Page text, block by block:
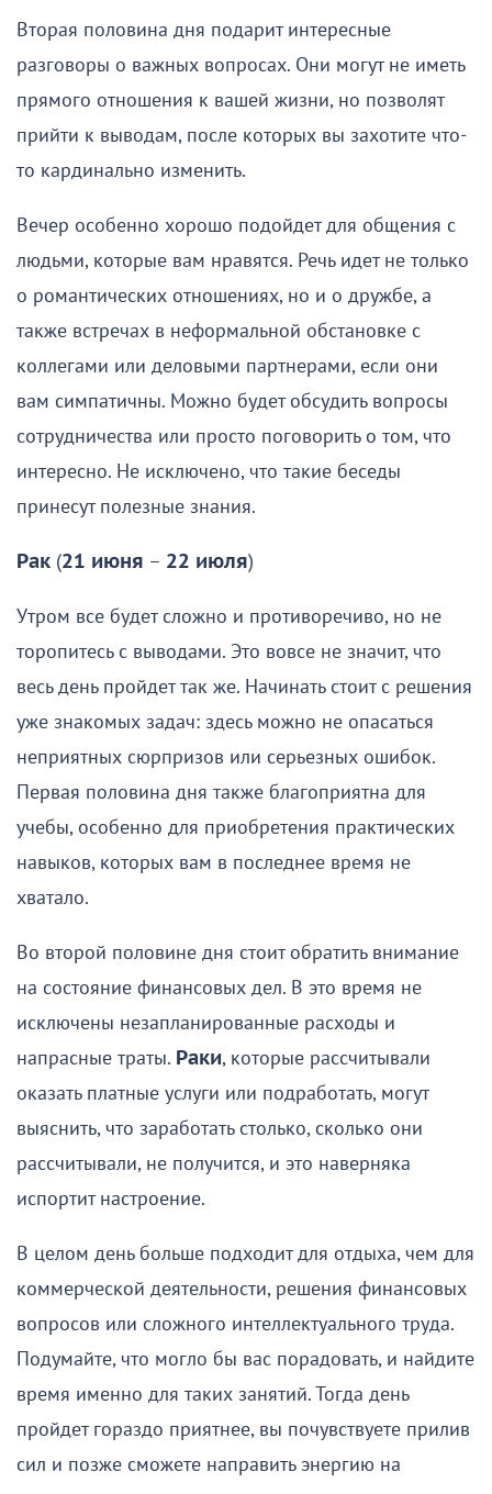
Вторая половина дня подарит интересные
разговоры о важных вопросах. Они могут не иметь
прямого отношения к вашей жизни, но позволят
прийти к выводам, после которых вы захотите что-
то кардинально изменить.
Вечер особенно хорошо подойдет для общения с
людьми, которые вам нравятся. Речь идет не только
о романтических отношениях, но и о дружбе, а
также встречах в неформальной обстановке с
коллегами или деловыми партнерами, если они
вам симпатичны. Можно будет обсудить вопросы
сотрудничества или просто поговорить о том, что
интересно. Не исключено, что такие беседы
принесут полезные знания.
Рак (21 июня – 22 июля)
Утром все будет сложно и противоречиво, но не
торопитесь с выводами. Это вовсе не значит, что
весь день пройдет так же. Начинать стоит с решения
уже знакомых задач: здесь можно не опасаться
неприятных сюрпризов или серьезных ошибок.
Первая половина дня также благоприятна для
учебы, особенно для приобретения практических
навыков, которых вам в последнее время не
хватало.
Во второй половине дня стоит обратить внимание
на состояние финансовых дел. В это время не
исключены незапланированные расходы и
напрасные траты. Раки, которые рассчитывали
оказать платные услуги или подработать, могут
выяснить, что заработать столько, сколько они
рассчитывали, не получится, и это наверняка
испортит настроение.
В целом день больше подходит для отдыха, чем для
коммерческой деятельности, решения финансовых
вопросов или сложного интеллектуального труда.
Подумайте, что могло бы вас порадовать, и найдите
время именно для таких занятий. Тогда день
пройдет гораздо приятнее, вы почувствуете прилив
сил и позже сможете направить энергию на